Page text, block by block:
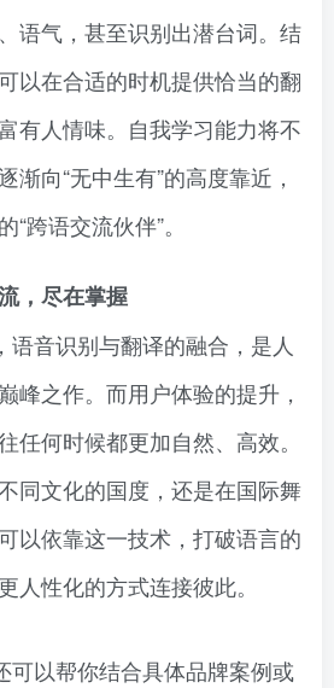
语气，甚至识别出潜台词。结
以在合适的时机提供恰当的翻
有人情味。自我学习能力将不
渐向“无中生有”的高度靠近，
跨语交流伙伴”。
，尽在掌握
语音识别与翻译的融合，是人
峰之作。而用户体验的提升，
任何时候都更加自然、高效。
同文化的国度，还是在国际舞
以依靠这一技术，打破语言的
人性化的方式连接彼此。
可以帮你结合具体品牌案例或